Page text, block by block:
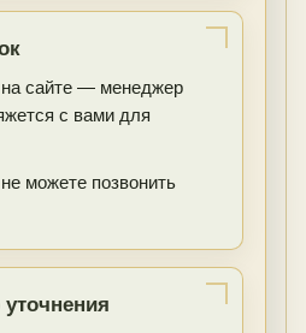
на сайте — менеджер
с вами для
можете позвонить